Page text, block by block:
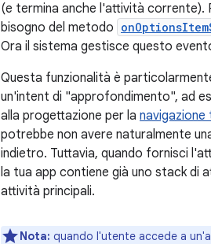
(e termina anche l'attività corrente).
bisogno del metodo
Ora il sistema gestisce questo
Questa funzionalità è
un'intent di "approfondimento", ad
alla progettazione per la navigazione
potrebbe non avere naturalmente
indietro. Tuttavia, quando fornisci
la tua app contiene già uno stack di
attività principali.
Nota: quando l'utente accede a